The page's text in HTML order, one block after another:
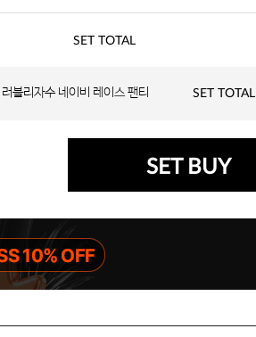
SET TOTAL
블리자수 네이비 레이스 팬티 SET TOTAL
SET BUY